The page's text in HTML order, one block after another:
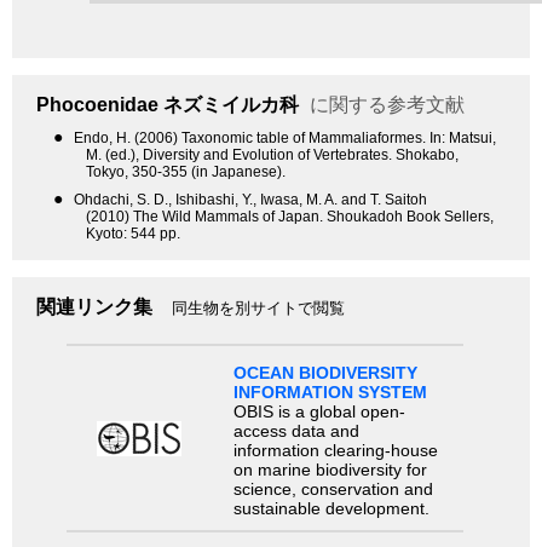
Phocoenidae ネズミイルカ科 に関する参考文献
●
Endo, H. (2006) Taxonomic table of Mammaliaformes. In: Matsui,
M. (ed.), Diversity and Evolution of Vertebrates. Shokabo,
Tokyo, 350-355 (in Japanese).
●
Ohdachi, S. D., Ishibashi, Y., Iwasa, M. A. and T. Saitoh
(2010) The Wild Mammals of Japan. Shoukadoh Book Sellers,
Kyoto: 544 pp.
関連リンク集 同生物を別サイトで閲覧
OCEAN BIODIVERSITY
INFORMATION SYSTEM
OBIS is a global open-
access data and
information clearing-house
on marine biodiversity for
science, conservation and
sustainable development.